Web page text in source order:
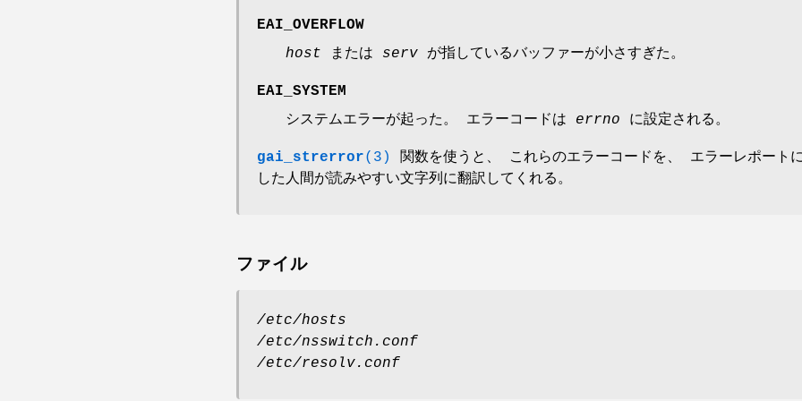
EAI_OVERFLOW
host または serv が指しているバッファーが小さすぎた。
EAI_SYSTEM
システムエラーが起った。 エラーコードは errno に設定される。
gai_strerror(3)
関数を使うと、 これらのエラーコードを、 エラーレポート
した人間が読みやすい文字列に翻訳してくれる。
ファイル
/etc/hosts
/etc/nsswitch.conf
/etc/resolv.conf